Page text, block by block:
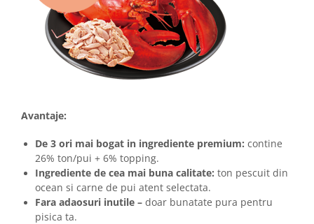
Avantaje:
De 3 ori mai bogat in ingrediente premium: contine
26% ton/pui + 6% topping.
Ingrediente de cea mai buna calitate: ton pescuit din
ocean si carne de pui atent selectata.
Fara adaosuri inutile – doar bunatate pura pentru
pisica ta.